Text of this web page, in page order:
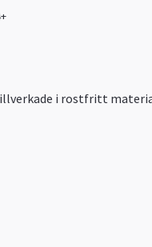
i rostfritt